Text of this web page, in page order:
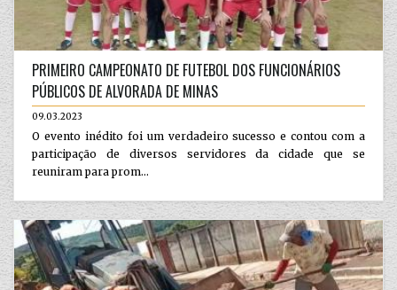
PRIMEIRO CAMPEONATO DE FUTEBOL DOS FUNCIONÁRIOS
PÚBLICOS DE ALVORADA DE MINAS
09.03.2023
O evento inédito foi um verdadeiro sucesso e contou com a
participação de diversos servidores da cidade que se
reuniram para prom...